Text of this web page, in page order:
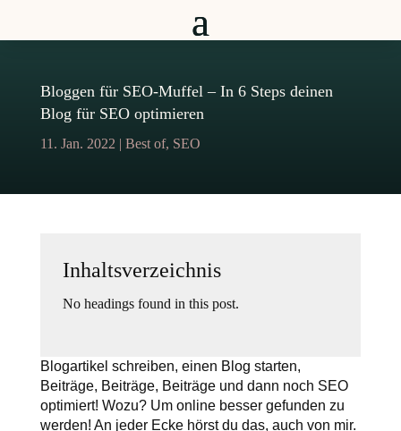
Bloggen für SEO-Muffel – In 6 Steps deinen
Blog für SEO optimieren
11. Jan. 2022 | Best of, SEO
Inhaltsverzeichnis
No headings found in this post.
Blogartikel schreiben, einen Blog starten,
Beiträge, Beiträge, Beiträge und dann noch SEO
optimiert! Wozu? Um online besser gefunden zu
werden! An jeder Ecke hörst du das, auch von mir.